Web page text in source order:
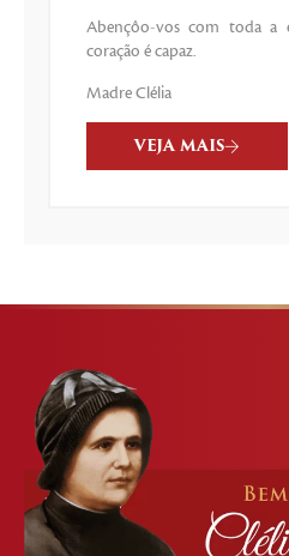
Abençôo-vos com toda a
coração é capaz.
Madre Clélia
VEJA MAIS